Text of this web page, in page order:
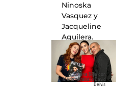
Ninoska
Vasquez y
Jacqueline
Aguilera.
Lorena Riga con
Maria Mirabal y David
Deivis